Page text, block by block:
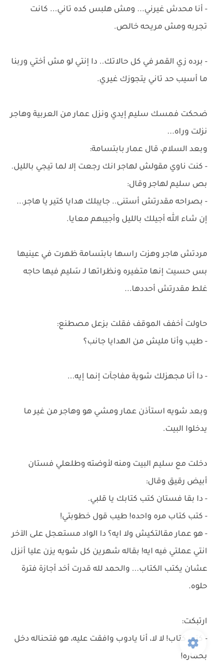
- أنا محدش غيرني... ومش هلبس كده تاني... كانت
تجربه ومش مريحه خالص.
- برده زي القمر في كل حالاتك.. دا إنتي لو مش أختي وربنا
ما أسيب حد تاني يتجوزك غيري.
ضحكت فمسك سليم إيدي ونزل عمار من العربية وهاجر
نزلت وراه...
وبعد السلام، قال عمار بابتسامة:
- كنت ناوي مقولش لهاجر انك رجعت إلا لما تيجي بالليل.
بص سليم لهاجر وقال:
- بصراحه مقدرتش أستنى.. جايبلك هدايا كتير يا هاجر...
إن شاء الله أجيلك بالليل وأجيبهم معايا.
مردتش هاجر وهزت راسها بابتسامة ظهرت في عينيها
بس حسيت إنها متغيره ونظراتها لـ سَليم فيها حاجه
غلط مقدرتش أحددها...
حاولت أخفف الموقف فقلت بزعل مصطنع:
- طيب وأنا مليش من الهدايا جانب؟
- دا أنا مجهزلك شوية مفاجآت إنما إيه...
وبعد شويه استأذن عمار ومشي هو وهاجر من غير ما
يدخلوا البيت.
دخلت مع سليم البيت ومنه لأوضته وطلعلي فستان
أبيض رقيق وقال:
- دا بقا فستان كتب كتابك يا قلبي.
- كتب كتاب مره واحده! طيب قول خطوبتي!
- هو عمار مقالتكيش ولا ايه؟ دا الواد مستعجل على الآخر
انتي عملتي فيه ايه! بقاله شهرين كل شويه يزن عليا أنزل
عشان يكتب الكتاب... والحمد لله قدرت أخد أجازة فترة
حلوه.
ارتبكت:
- كتب كتاب! لا لا، أنا يادوب وافقت عليه، هو فتحناله دخل
بحماره!